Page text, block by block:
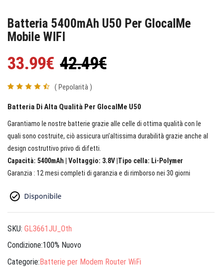
Batteria 5400mAh U50 Per GlocalMe
Mobile WIFI
33.99€ 42.49€
( Pepolarità )
Batteria Di Alta Qualità Per GlocalMe U50
Garantiamo le nostre batterie grazie alle celle di ottima qualità con le
quali sono costruite, ciò assicura un’altissima durabilità grazie anche al
design costruttivo privo di difetti.
Capacità: 5400mAh | Voltaggio: 3.8V |Tipo cella: Li-Polymer
Garanzia : 12 mesi completi di garanzia e di rimborso nei 30 giorni
SKU: GL3661JU_Oth
Condizione:100% Nuovo
Categorie:Batterie per Modem Router WiFi